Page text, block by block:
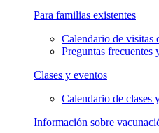
Para familias existentes
Calendario de visitas
Preguntas frecuentes
Clases y eventos
Calendario de clases
Información sobre